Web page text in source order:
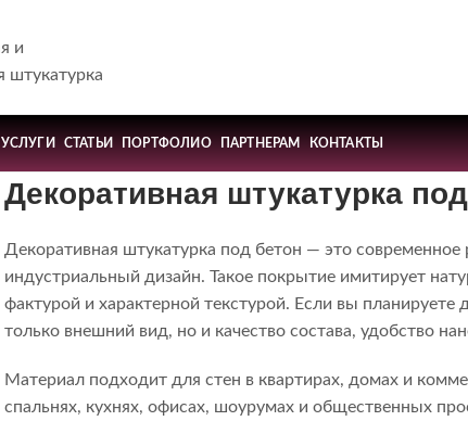
и
штукатурка
СТАТЬИ ПОРТФОЛИО ПАРТНЕРАМ КОНТАКТЫ
Декоративная штукатурка
Декоративная штукатурка под бетон — это
индустриальный дизайн. Такое покрытие имитирует
фактурой и характерной текстурой. Если вы
только внешний вид, но и качество состава, удобство
Материал подходит для стен в квартирах, домах и
спальнях, кухнях, офисах, шоурумах и общественных